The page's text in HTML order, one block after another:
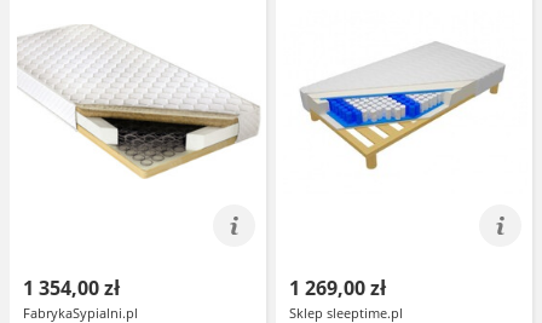
1 354,00 zł
FabrykaSypialni.pl
1 269,00 zł
Sklep sleeptime.pl